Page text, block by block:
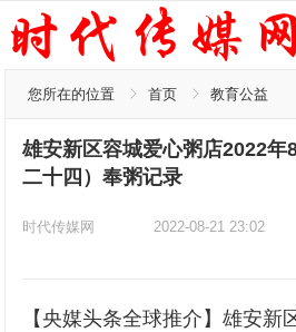
您所在的位置 首页 教育公益
雄安新区容城爱心粥店2022年
二十四）奉粥记录
时代传媒网 2022-08-21 23:02
【央媒头条全球推介】雄安新